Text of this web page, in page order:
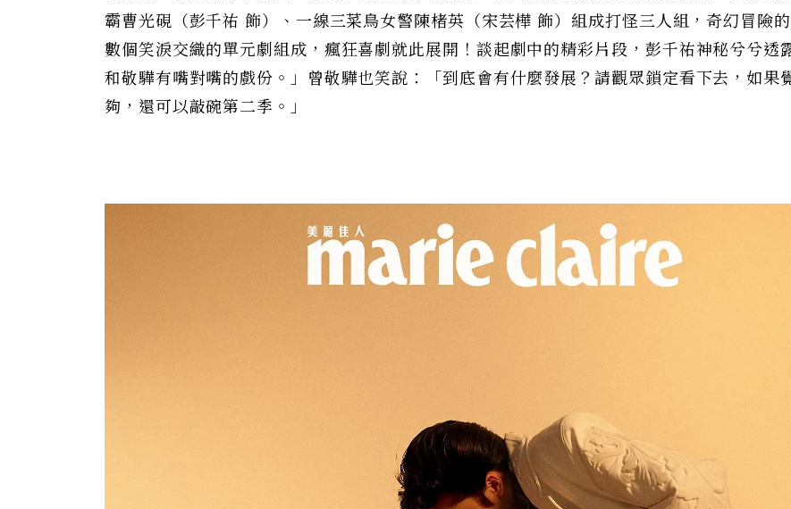
霸曹光硯（彭千祐 飾）、一線三菜鳥女警陳楮英（宋芸樺 飾）組成打怪三人組，奇幻冒險
數個笑淚交織的單元劇組成，瘋狂喜劇就此展開！談起劇中的精彩片段，彭千祐神秘兮兮透
和敬驊有嘴對嘴的戲份。」曾敬驊也笑說：「到底會有什麼發展？請觀眾鎖定看下去，如果
夠，還可以敲碗第二季。」